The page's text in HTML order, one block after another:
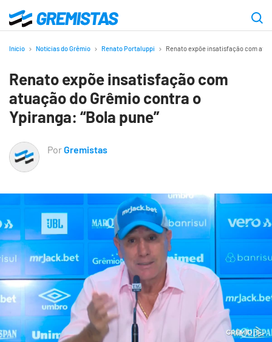
para
principal
Gremistas
Início Notícias do Grêmio Renato Portaluppi Renato expõe insatisfação com
Renato expõe insatisfação com
atuação do Grêmio contra o
Ypiranga: “Bola pune”
PorGremistas